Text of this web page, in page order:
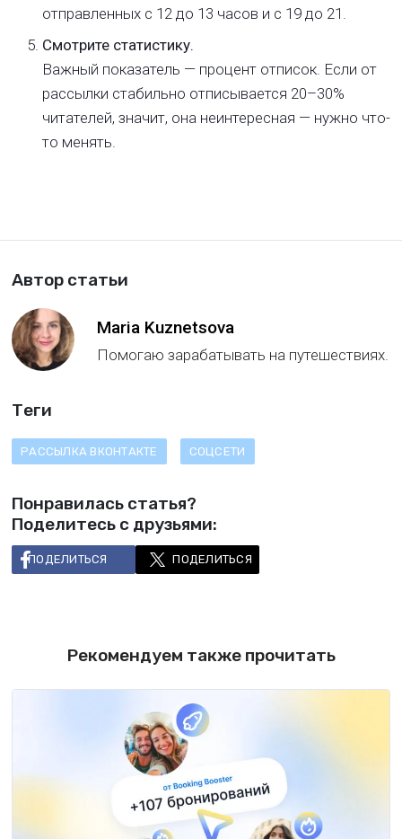
отправленных с 12 до 13 часов и с 19 до 21.
Смотрите статистику.
Важный показатель — процент отписок. Если от
рассылки стабильно отписывается 20–30%
читателей, значит, она неинтересная — нужно что-
то менять.
Автор статьи
Maria Kuznetsova
Помогаю зарабатывать на путешествиях.
Теги
РАССЫЛКА ВКОНТАКТЕ СОЦСЕТИ
Понравилась статья?
Поделитесь с друзьями:
ПОДЕЛИТЬСЯ ПОДЕЛИТЬСЯ
Рекомендуем также прочитать